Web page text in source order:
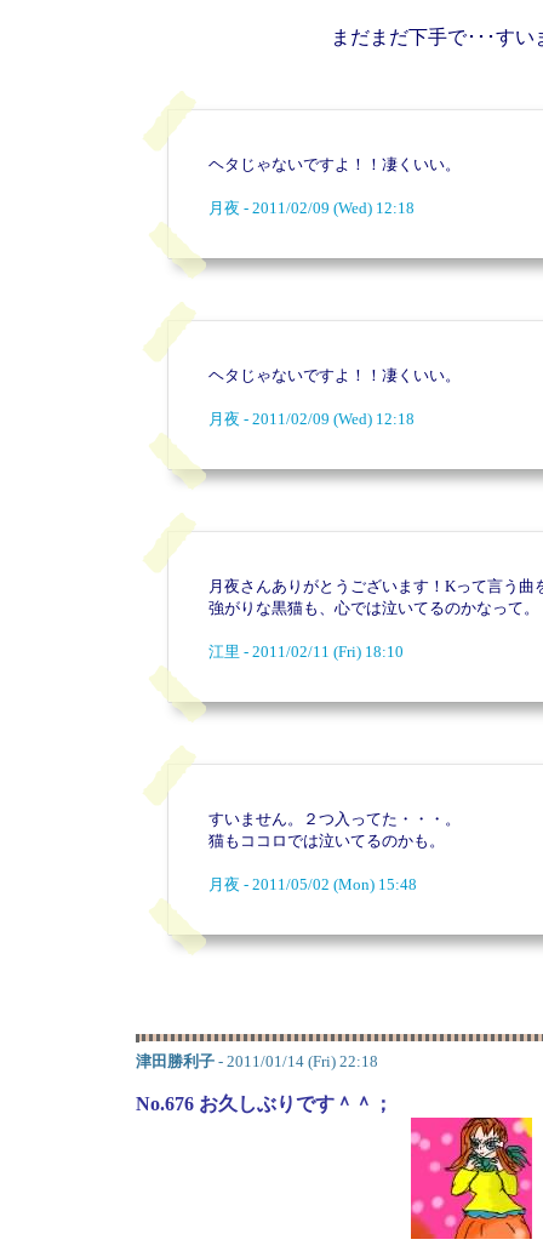
まだまだ下手で･･･すい
ヘタじゃないですよ！！凄くいい。
月夜 - 2011/02/09 (Wed) 12:18
ヘタじゃないですよ！！凄くいい。
月夜 - 2011/02/09 (Wed) 12:18
月夜さんありがとうございます！Kって言う曲
強がりな黒猫も、心では泣いてるのかなって。
江里 - 2011/02/11 (Fri) 18:10
すいません。２つ入ってた・・
猫もココロでは泣いてるのかも。
月夜 - 2011/05/02 (Mon) 15:48
津田勝利子 - 2011/01/14 (Fri) 22:18
No.676 お久しぶりです＾＾；